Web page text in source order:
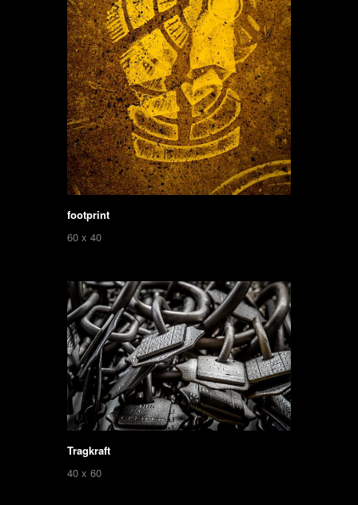
footprint
60 x 40
Tragkraft
40 x 60